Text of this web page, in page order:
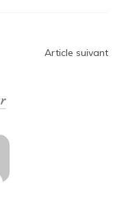
Article suivant